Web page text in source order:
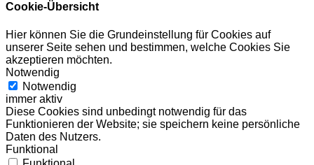
Cookie-Übersicht
Hier können Sie die Grundeinstellung für Cookies auf
unserer Seite sehen und bestimmen, welche Cookies Sie
akzeptieren möchten.
Notwendig
Notwendig
immer aktiv
Diese Cookies sind unbedingt notwendig für das
Funktionieren der Website; sie speichern keine persönliche
Daten des Nutzers.
Funktional